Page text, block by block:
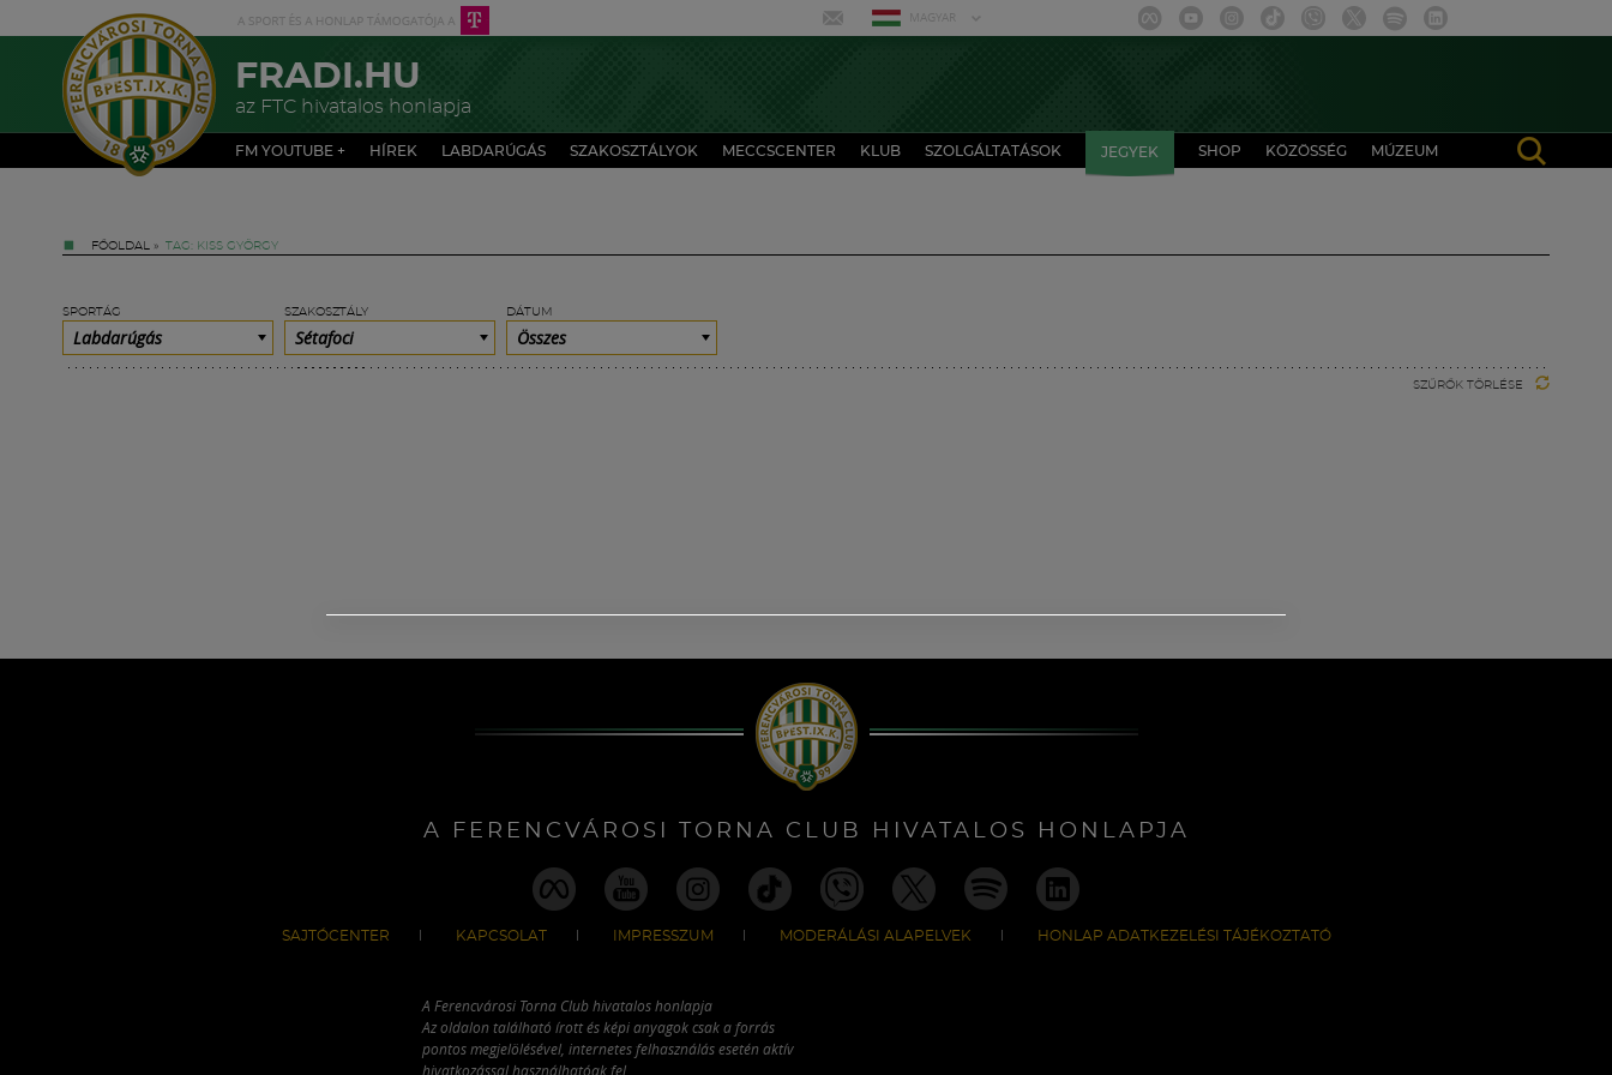
MAGYAR
FRADI.HU
az FTC hivatalos honlapja
FM YOUTUBE + HÍREK LABDARÚGÁS SZAKOSZTÁLYOK MECCSCENTER KLUB SZOLGÁLTATÁSOK JEGYEK SHOP KÖZÖSSÉG MÚZEUM
FŐOLDAL » TAG: KISS GYÖRGY
SPORTÁG
Labdarúgás
SZAKOSZTÁLY
Sétafoci
DÁTUM
Összes
SZŰRŐK TÖRLÉSE
A FERENCVÁROSI TORNA CLUB HIVATALOS HONLAPJA
SAJTÓCENTER KAPCSOLAT IMPRESSZUM MODERÁLÁSI ALAPELVEK HONLAP ADATKEZELÉSI TÁJÉKOZTATÓ
A Ferencvárosi Torna Club hivatalos honlapja
Az oldalon található írott és képi anyagok csak a forrás
pontos megjelölésével, internetes felhasználás esetén aktív
hivatkozással használhatóak fel.